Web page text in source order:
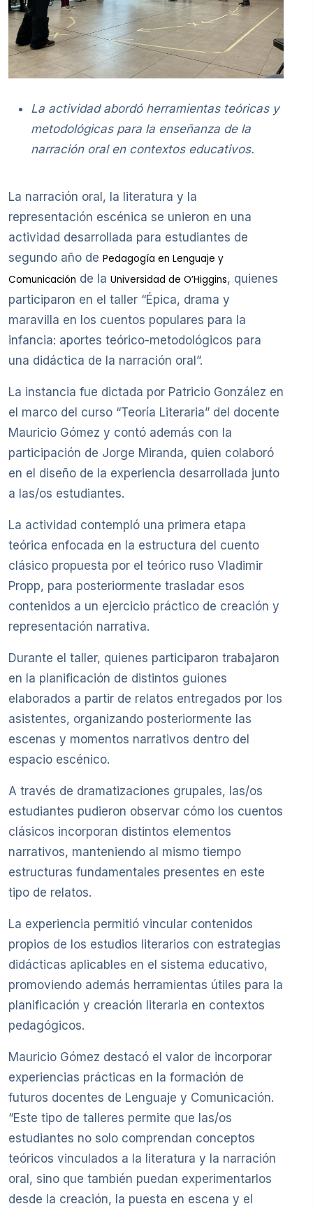
La actividad abordó herramientas teóricas y
metodológicas para la enseñanza de la
narración oral en contextos educativos.
La narración oral, la literatura y la
representación escénica se unieron en una
actividad desarrollada para estudiantes de
segundo año de Pedagogía en Lenguaje y
Comunicación de la Universidad de O’Higgins, quienes
participaron en el taller “Épica, drama y
maravilla en los cuentos populares para la
infancia: aportes teórico-metodológicos para
una didáctica de la narración oral”.
La instancia fue dictada por Patricio González en
el marco del curso “Teoría Literaria” del docente
Mauricio Gómez y contó además con la
participación de Jorge Miranda, quien colaboró
en el diseño de la experiencia desarrollada junto
a las/os estudiantes.
La actividad contempló una primera etapa
teórica enfocada en la estructura del cuento
clásico propuesta por el teórico ruso Vladimir
Propp, para posteriormente trasladar esos
contenidos a un ejercicio práctico de creación y
representación narrativa.
Durante el taller, quienes participaron trabajaron
en la planificación de distintos guiones
elaborados a partir de relatos entregados por los
asistentes, organizando posteriormente las
escenas y momentos narrativos dentro del
espacio escénico.
A través de dramatizaciones grupales, las/os
estudiantes pudieron observar cómo los cuentos
clásicos incorporan distintos elementos
narrativos, manteniendo al mismo tiempo
estructuras fundamentales presentes en este
tipo de relatos.
La experiencia permitió vincular contenidos
propios de los estudios literarios con estrategias
didácticas aplicables en el sistema educativo,
promoviendo además herramientas útiles para la
planificación y creación literaria en contextos
pedagógicos.
Mauricio Gómez destacó el valor de incorporar
experiencias prácticas en la formación de
futuros docentes de Lenguaje y Comunicación.
“Este tipo de talleres permite que las/os
estudiantes no solo comprendan conceptos
teóricos vinculados a la literatura y la narración
oral, sino que también puedan experimentarlos
desde la creación, la puesta en escena y el